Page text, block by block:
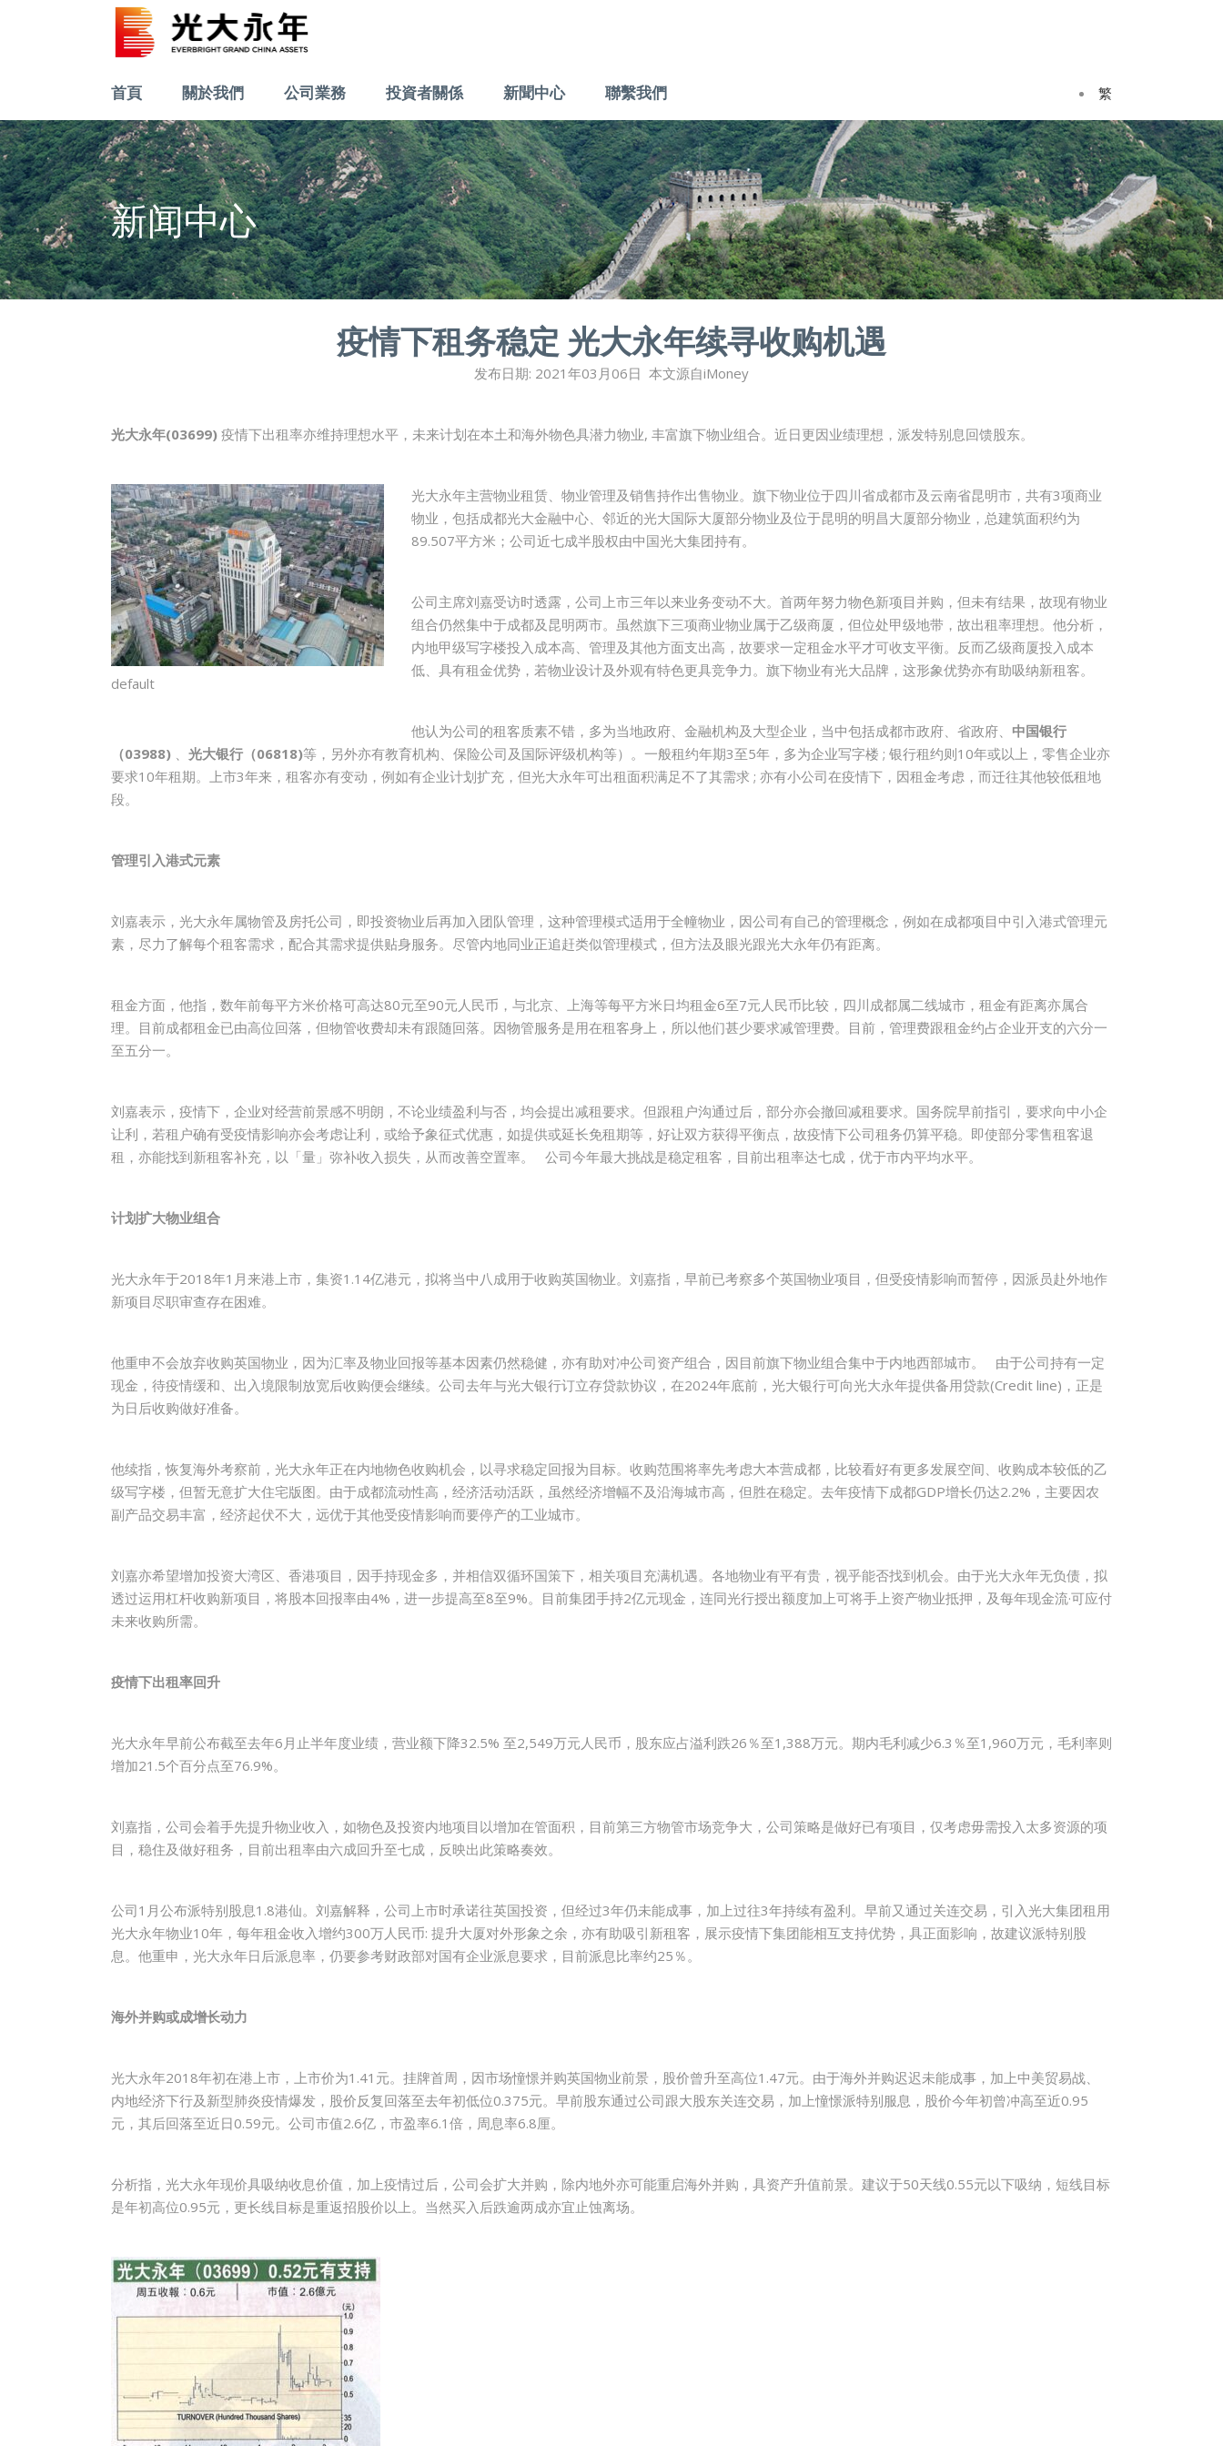
首頁 關於我們 公司業務 投資者關係 新聞中心 聯繫我們 繁
新闻中心
疫情下租务稳定 光大永年续寻收购机遇
发布日期: 2021年03月06日 本文源自iMoney
光大永年(03699) 疫情下出租率亦维持理想水平，未来计划在本土和海外物色具潜力物业, 丰富旗下物业组合。近日更因业绩理想，派发特别息回馈股东。
default
光大永年主营物业租赁、物业管理及销售持作出售物业。旗下物业位于四川省成都市及云南省昆明市，共有3项商业
物业，包括成都光大金融中心、邻近的光大国际大厦部分物业及位于昆明的明昌大厦部分物业，总建筑面积约为
89.507平方米；公司近七成半股权由中国光大集团持有。
公司主席刘嘉受访时透露，公司上市三年以来业务变动不大。首两年努力物色新项目并购，但未有结果，故现有物业
组合仍然集中于成都及昆明两市。虽然旗下三项商业物业属于乙级商厦，但位处甲级地带，故出租率理想。他分析，
内地甲级写字楼投入成本高、管理及其他方面支出高，故要求一定租金水平才可收支平衡。反而乙级商厦投入成本
低、具有租金优势，若物业设计及外观有特色更具竞争力。旗下物业有光大品牌，这形象优势亦有助吸纳新租客。
他认为公司的租客质素不错，多为当地政府、金融机构及大型企业，当中包括成都市政府、省政府、 中国银行
（03988) 、 光大银行（06818)等，另外亦有教育机构、保险公司及国际评级机构等）。一般租约年期3至5年，多为企业写字楼 ; 银行租约则10年或以上，零售企业亦
要求10年租期。上市3年来，租客亦有变动，例如有企业计划扩充，但光大永年可出租面积满足不了其需求 ; 亦有小公司在疫情下，因租金考虑，而迁往其他较低租地
段。
管理引入港式元素
刘嘉表示，光大永年属物管及房托公司，即投资物业后再加入团队管理，这种管理模式适用于全幢物业，因公司有自己的管理概念，例如在成都项目中引入港式管理元
素，尽力了解每个租客需求，配合其需求提供贴身服务。尽管内地同业正追赶类似管理模式，但方法及眼光跟光大永年仍有距离。
租金方面，他指，数年前每平方米价格可高达80元至90元人民币，与北京、上海等每平方米日均租金6至7元人民币比较，四川成都属二线城市，租金有距离亦属合
理。目前成都租金已由高位回落，但物管收费却未有跟随回落。因物管服务是用在租客身上，所以他们甚少要求减管理费。目前，管理费跟租金约占企业开支的六分一
至五分一。
刘嘉表示，疫情下，企业对经营前景感不明朗，不论业绩盈利与否，均会提出减租要求。但跟租户沟通过后，部分亦会撤回减租要求。国务院早前指引，要求向中小企
让利，若租户确有受疫情影响亦会考虑让利，或给予象征式优惠，如提供或延长免租期等，好让双方获得平衡点，故疫情下公司租务仍算平稳。即使部分零售租客退
租，亦能找到新租客补充，以「量」弥补收入损失，从而改善空置率。 公司今年最大挑战是稳定租客，目前出租率达七成，优于市内平均水平。
计划扩大物业组合
光大永年于2018年1月来港上市，集资1.14亿港元，拟将当中八成用于收购英国物业。刘嘉指，早前已考察多个英国物业项目，但受疫情影响而暂停，因派员赴外地作
新项目尽职审查存在困难。
他重申不会放弃收购英国物业，因为汇率及物业回报等基本因素仍然稳健，亦有助对冲公司资产组合，因目前旗下物业组合集中于内地西部城市。 由于公司持有一定
现金，待疫情缓和、出入境限制放宽后收购便会继续。公司去年与光大银行订立存贷款协议，在2024年底前，光大银行可向光大永年提供备用贷款(Credit line)，正是
为日后收购做好准备。
他续指，恢复海外考察前，光大永年正在内地物色收购机会，以寻求稳定回报为目标。收购范围将率先考虑大本营成都，比较看好有更多发展空间、收购成本较低的乙
级写字楼，但暂无意扩大住宅版图。由于成都流动性高，经济活动活跃，虽然经济增幅不及沿海城市高，但胜在稳定。去年疫情下成都GDP增长仍达2.2%，主要因农
副产品交易丰富，经济起伏不大，远优于其他受疫情影响而要停产的工业城市。
刘嘉亦希望增加投资大湾区、香港项目，因手持现金多，并相信双循环国策下，相关项目充满机遇。各地物业有平有贵，视乎能否找到机会。由于光大永年无负债，拟
透过运用杠杆收购新项目，将股本回报率由4%，进一步提高至8至9%。目前集团手持2亿元现金，连同光行授出额度加上可将手上资产物业抵押，及每年现金流·可应付
未来收购所需。
疫情下出租率回升
光大永年早前公布截至去年6月止半年度业绩，营业额下降32.5% 至2,549万元人民币，股东应占溢利跌26％至1,388万元。期内毛利减少6.3％至1,960万元，毛利率则
增加21.5个百分点至76.9%。
刘嘉指，公司会着手先提升物业收入，如物色及投资内地项目以增加在管面积，目前第三方物管市场竞争大，公司策略是做好已有项目，仅考虑毋需投入太多资源的项
目，稳住及做好租务，目前出租率由六成回升至七成，反映出此策略奏效。
公司1月公布派特别股息1.8港仙。刘嘉解释，公司上市时承诺往英国投资，但经过3年仍未能成事，加上过往3年持续有盈利。早前又通过关连交易，引入光大集团租用
光大永年物业10年，每年租金收入增约300万人民币: 提升大厦对外形象之余，亦有助吸引新租客，展示疫情下集团能相互支持优势，具正面影响，故建议派特别股
息。他重申，光大永年日后派息率，仍要参考财政部对国有企业派息要求，目前派息比率约25％。
海外并购或成增长动力
光大永年2018年初在港上市，上市价为1.41元。挂牌首周，因市场憧憬并购英国物业前景，股价曾升至高位1.47元。由于海外并购迟迟未能成事，加上中美贸易战、
内地经济下行及新型肺炎疫情爆发，股价反复回落至去年初低位0.375元。早前股东通过公司跟大股东关连交易，加上憧憬派特别服息，股价今年初曾冲高至近0.95
元，其后回落至近日0.59元。公司市值2.6亿，市盈率6.1倍，周息率6.8厘。
分析指，光大永年现价具吸纳收息价值，加上疫情过后，公司会扩大并购，除内地外亦可能重启海外并购，具资产升值前景。建议于50天线0.55元以下吸纳，短线目标
是年初高位0.95元，更长线目标是重返招股价以上。当然买入后跌逾两成亦宜止蚀离场。